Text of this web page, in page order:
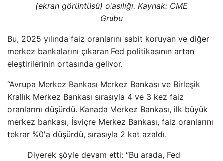
(ekran görüntüsü) olasılığı. Kaynak: CME
Grubu
Bu, 2025 yılında faiz oranlarını sabit koruyan ve diğer
merkez bankalarını çıkaran Fed politikasının artan
eleştirilerinin ortasında geliyor.
“Avrupa Merkez Bankası Merkez Bankası ve Birleşik
Krallık Merkez Bankası sırasıyla 4 ve 3 kez faiz
oranlarını düşürdü. Kanada Merkez Bankası, ilk büyük
merkez bankası, İsviçre Merkez Bankası, faiz oranlarını
tekrar %0'a düşürdü, sırasıyla 2 kat azaldı.
Diyerek şöyle devam etti: “Bu arada, Fed